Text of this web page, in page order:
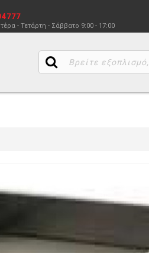
- Τετάρτη - Σάββατο 9:00 - 17:00